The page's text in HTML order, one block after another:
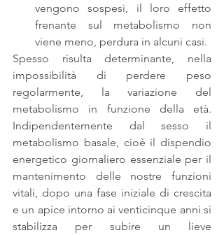
vengono sospesi, il loro effetto
frenante sul metabolismo non
viene meno, perdura in alcuni casi.
Spesso risulta determinante, nella
impossibilità di perdere peso
regolarmente, la variazione del
metabolismo in funzione della età.
Indipendentemente dal sesso il
metabolismo basale, cioè il dispendio
energetico giornaliero essenziale per il
mantenimento delle nostre funzioni
vitali, dopo una fase iniziale di crescita
e un apice intorno ai venticinque anni si
stabilizza per subire un lieve